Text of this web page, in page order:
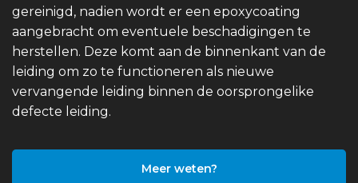
gereinigd, nadien wordt er een epoxycoating
aangebracht om eventuele beschadigingen te
herstellen. Deze komt aan de binnenkant van de
leiding om zo te functioneren als nieuwe
vervangende leiding binnen de oorsprongelike
defecte leiding.
Meer weten?